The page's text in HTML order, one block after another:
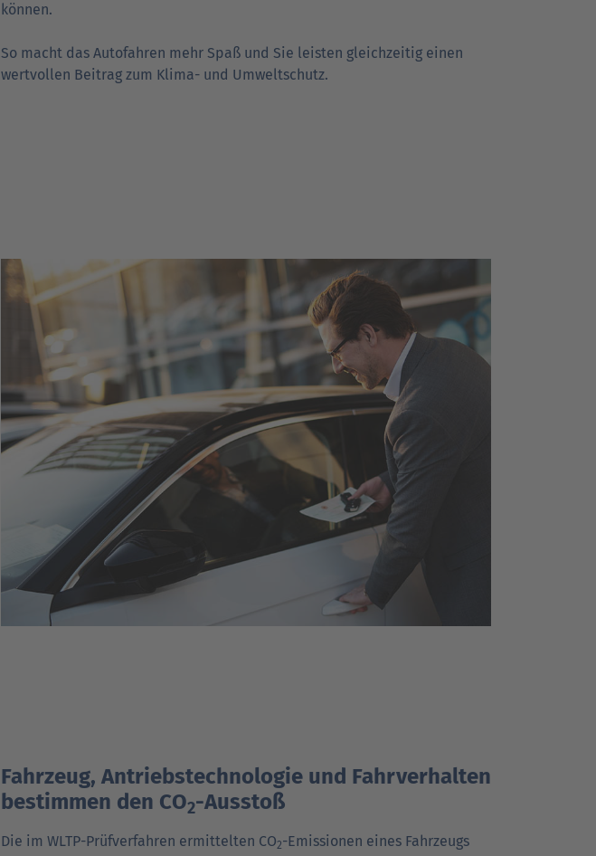
können.
So macht das Auto­fahren mehr Spaß und Sie leisten gleichzeitig einen
wert­vollen Beitrag zum Klima- und Umweltschutz.
Fahrzeug, Antriebstechnologie und Fahrverhalten
bestimmen den CO2-Ausstoß
Die im WLTP-Prüfverfahren ermittelten CO2-Emissionen eines Fahrzeugs